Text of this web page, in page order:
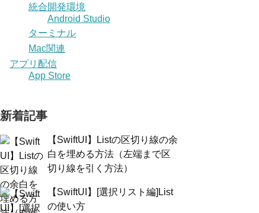
統合開発環境
Android Studio
ターミナル
Mac関連
アプリ配信
App Store
新着記事
【SwiftUI】Listの区切り線の余
白を埋める方法（左端まで区
切り線を引く方法）
【SwiftUI】[選択リスト編]List
の使い方